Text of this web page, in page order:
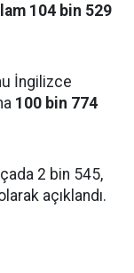
104 bin 529
İngilizce
100 bin 774
2 bin 545,
açıklandı.